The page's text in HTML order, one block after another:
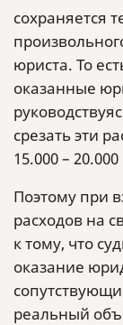
сохраняется
юриста. То
оказанные
срезать эти
15.000 –
Поэтому при
расходов на
к тому, что
оказание
реальный